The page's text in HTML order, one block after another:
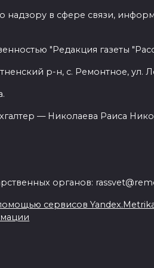
в сфере связи,
"Редакция газеты
р-н, с. Ремонтное, ул.
— Николаева Раиса
органов:
сервисов